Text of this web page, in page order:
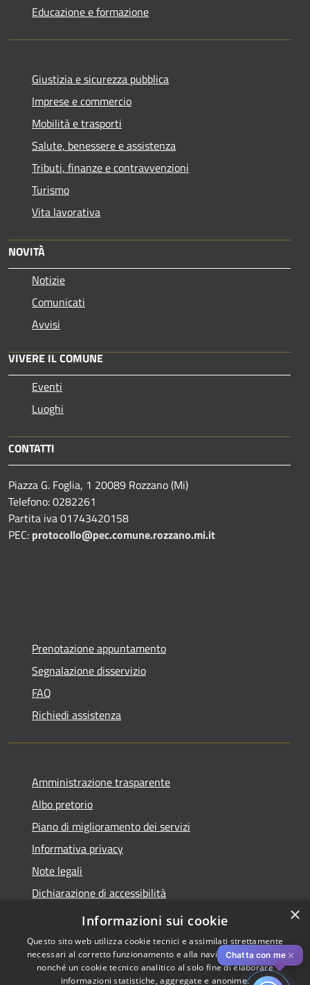
Educazione e formazione
Giustizia e sicurezza pubblica
Imprese e commercio
Mobilità e trasporti
Salute, benessere e assistenza
Tributi, finanze e contravvenzioni
Turismo
Vita lavorativa
NOVITÀ
Notizie
Comunicati
Avvisi
VIVERE IL COMUNE
Eventi
Luoghi
CONTATTI
Piazza G. Foglia, 1 20089 Rozzano (Mi)
Telefono: 0282261
Partita iva 01743420158
PEC: protocollo@pec.comune.rozzano.mi.it
Prenotazione appuntamento
Segnalazione disservizio
FAQ
Richiedi assistenza
Amministrazione trasparente
Albo pretorio
Piano di miglioramento dei servizi
Informativa privacy
Note legali
Dichiarazione di accessibilità
Obiettivi di accessibilità per l'anno 2025
Chatta con me ✕
×
Informazioni sui cookie
Questo sito web utilizza cookie tecnici e assimilati strettamente
necessari al corretto funzionamento e alla navigazione del sito,
nonché un cookie tecnico analitico al solo fine di elaborare
informazioni statistiche, aggregate e anonime.